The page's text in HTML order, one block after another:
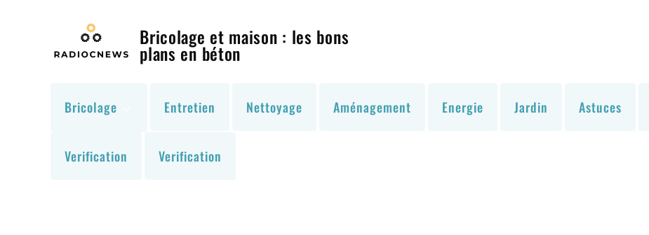
Bricolage et maison : les bons
plans en béton
Bricolage Entretien Nettoyage Aménagement Energie Jardin Astuces
Verification Verification